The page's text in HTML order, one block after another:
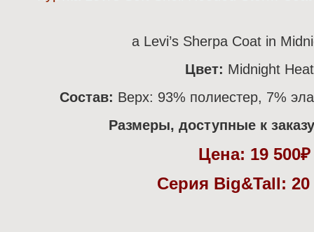
а Levi’s Sherpa Coat in
Цвет: Midnight
Состав: Верх: 93% полиестер, 7%
Размеры, доступные к
Цена: 19
Серия Big&Tall: 20